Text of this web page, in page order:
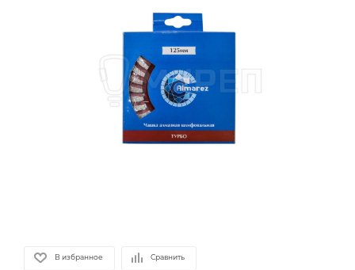
В избранное Сравнить